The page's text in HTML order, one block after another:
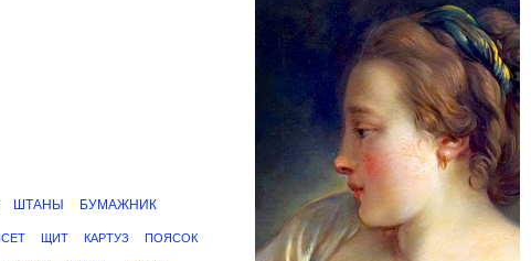
ШТАНЫ БУМАЖНИК
ЩИТ КАРТУЗ ПОЯСОК